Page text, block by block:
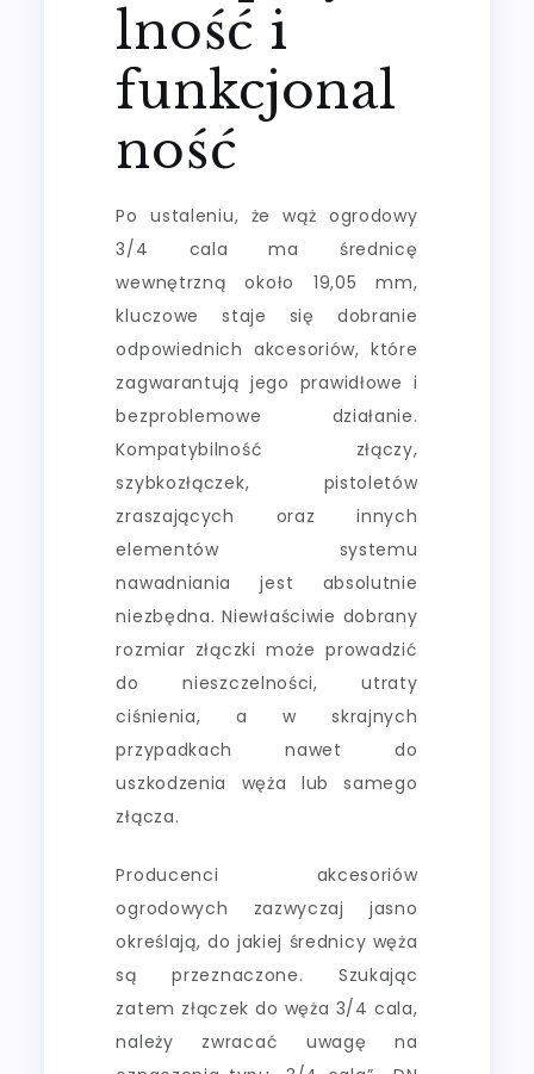
lność i
funkcjonal
ność
Po ustaleniu, że wąż ogrodowy
3/4 cala ma średnicę
wewnętrzną około 19,05 mm,
kluczowe staje się dobranie
odpowiednich akcesoriów, które
zagwarantują jego prawidłowe i
bezproblemowe działanie.
Kompatybilność złączy,
szybkozłączek, pistoletów
zraszających oraz innych
elementów systemu
nawadniania jest absolutnie
niezbędna. Niewłaściwie dobrany
rozmiar złączki może prowadzić
do nieszczelności, utraty
ciśnienia, a w skrajnych
przypadkach nawet do
uszkodzenia węża lub samego
złącza.
Producenci akcesoriów
ogrodowych zazwyczaj jasno
określają, do jakiej średnicy węża
są przeznaczone. Szukając
zatem złączek do węża 3/4 cala,
należy zwracać uwagę na